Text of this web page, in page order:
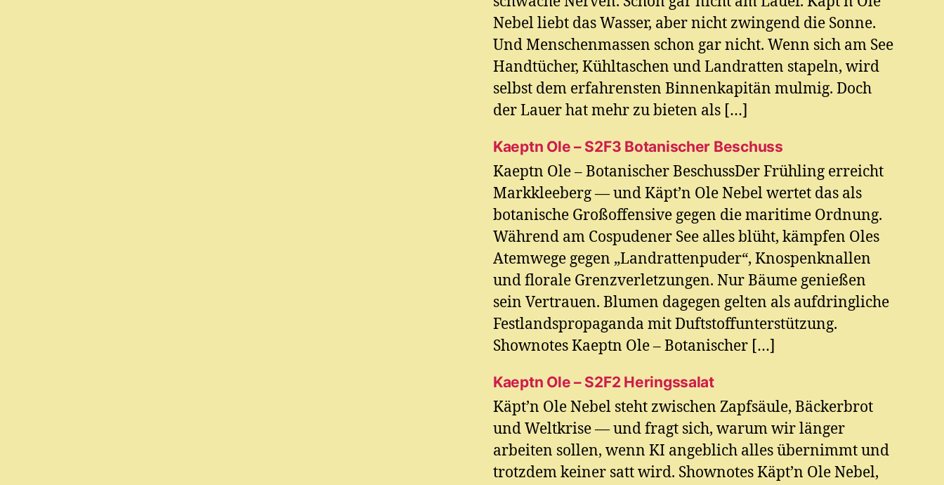
Nebel liebt das Wasser, aber nicht zwingend die Sonne.
Und Menschenmassen schon gar nicht. Wenn sich am See
Handtücher, Kühltaschen und Landratten stapeln, wird
selbst dem erfahrensten Binnenkapitän mulmig. Doch
der Lauer hat mehr zu bieten als […]
Kaeptn Ole – S2F3 Botanischer Beschuss
Kaeptn Ole – Botanischer BeschussDer Frühling erreicht
Markkleeberg — und Käpt’n Ole Nebel wertet das als
botanische Großoffensive gegen die maritime Ordnung.
Während am Cospudener See alles blüht, kämpfen Oles
Atemwege gegen „Landrattenpuder“, Knospenknallen
und florale Grenzverletzungen. Nur Bäume genießen
sein Vertrauen. Blumen dagegen gelten als aufdringliche
Festlandspropaganda mit Duftstoffunterstützung.
Shownotes Kaeptn Ole – Botanischer […]
Kaeptn Ole – S2F2 Heringssalat
Käpt’n Ole Nebel steht zwischen Zapfsäule, Bäckerbrot
und Weltkrise — und fragt sich, warum wir länger
arbeiten sollen, wenn KI angeblich alles übernimmt und
trotzdem keiner satt wird. Shownotes Käpt’n Ole Nebel,